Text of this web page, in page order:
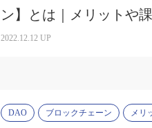
ン】とは｜メリットや
用事例を紹介
2022.12.12 UP
DAO ブロックチェーン メリ